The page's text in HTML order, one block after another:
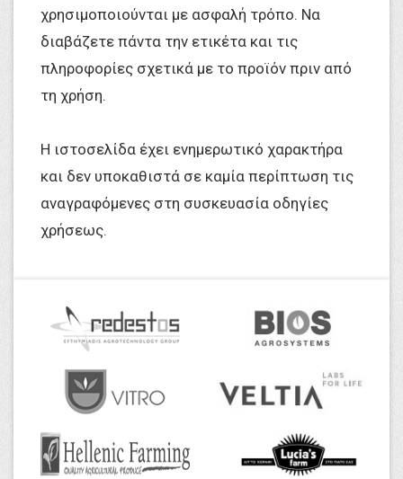
χρησιμοποιούνται με ασφαλή τρόπο. Να
διαβάζετε πάντα την ετικέτα και τις
πληροφορίες σχετικά με το προϊόν πριν από
τη χρήση.
Η ιστοσελίδα έχει ενημερωτικό χαρακτήρα
και δεν υποκαθιστά σε καμία περίπτωση τις
αναγραφόμενες στη συσκευασία οδηγίες
χρήσεως.